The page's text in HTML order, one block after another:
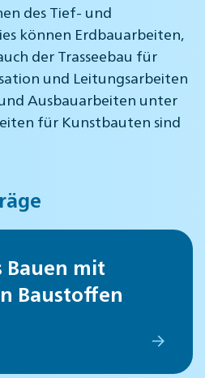
des Tief- und
können Erdbauarbeiten,
der Trasseebau für
und Leitungsarbeiten
Ausbauarbeiten unter
für Kunstbauten sind
Bauen mit
Baustoffen